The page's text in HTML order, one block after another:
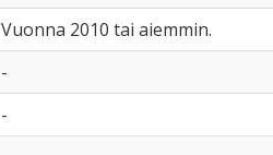
Vuonna 2010 tai aiemmin.
-
-